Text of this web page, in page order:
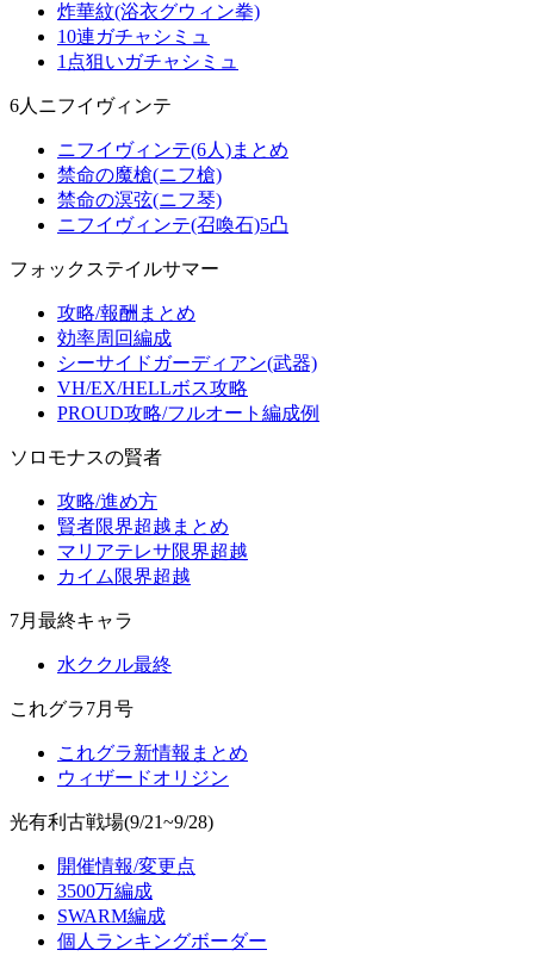
炸華紋(浴衣グウィン拳)
10連ガチャシミュ
1点狙いガチャシミュ
6人ニフイヴィンテ
ニフイヴィンテ(6人)まとめ
禁命の魔槍(ニフ槍)
禁命の溟弦(ニフ琴)
ニフイヴィンテ(召喚石)5凸
フォックステイルサマー
攻略/報酬まとめ
効率周回編成
シーサイドガーディアン(武器)
VH/EX/HELLボス攻略
PROUD攻略/フルオート編成例
ソロモナスの賢者
攻略/進め方
賢者限界超越まとめ
マリアテレサ限界超越
カイム限界超越
7月最終キャラ
水ククル最終
これグラ7月号
これグラ新情報まとめ
ウィザードオリジン
光有利古戦場(9/21~9/28)
開催情報/変更点
3500万編成
SWARM編成
個人ランキングボーダー